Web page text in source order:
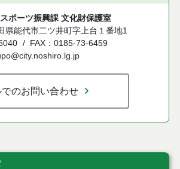
ポーツ振興課 文化財保護室
県能代市二ツ井町字上台１番地1
FAX：0185-73-6459
でのお問い合わせ